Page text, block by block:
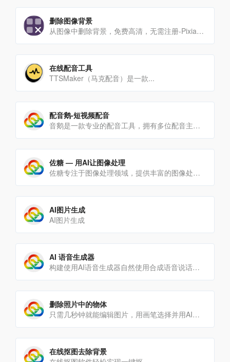
删除图像背景
从图像中删除背景，免费高清，无需注册-Pixian.AI
在线配音工具
TTSMaker（马克配音）是一款...
配音鹅-短视频配音
音鹅是一款专业的配音工具，拥有多位配音主播，支持添加背景音乐，导出MP3音频文件，操作简单，一键配音；为大家提[…]
佐糖 — 用AI让图像处理
佐糖专注于图像处理领域，提供丰富的图像处理工具，将复杂操作极致简化，真正实现让图像处理更简单。
AI图片生成
AI图片生成
AI 语音生成器
构建使用AI语音生成器自然使用合成语音说话的应用和服务。通过文本阅读器和文本到语音转换吸引客户。
删除照片中的物体
只需几秒钟就能编辑图片，用画笔选择并用AI擦除图片上的物体、人物、文字、瑕疵和图案。无限制免费使用，无需注[…]
在线抠图去除背景